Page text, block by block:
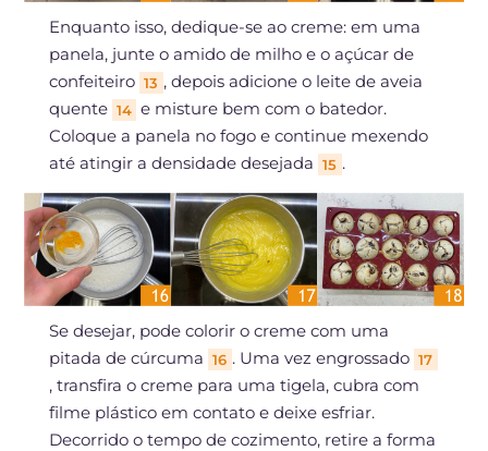
Enquanto isso, dedique-se ao creme: em uma
panela, junte o amido de milho e o açúcar de
confeiteiro 13 , depois adicione o leite de aveia
quente 14 e misture bem com o batedor.
Coloque a panela no fogo e continue mexendo
até atingir a densidade desejada 15 .
Se desejar, pode colorir o creme com uma
pitada de cúrcuma 16 . Uma vez engrossado 17
, transfira o creme para uma tigela, cubra com
filme plástico em contato e deixe esfriar.
Decorrido o tempo de cozimento, retire a forma